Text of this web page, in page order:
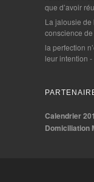
que d’avoir
La jalousie de
conscience
la perfection
leur intention -
Calendrier
Domiciliation